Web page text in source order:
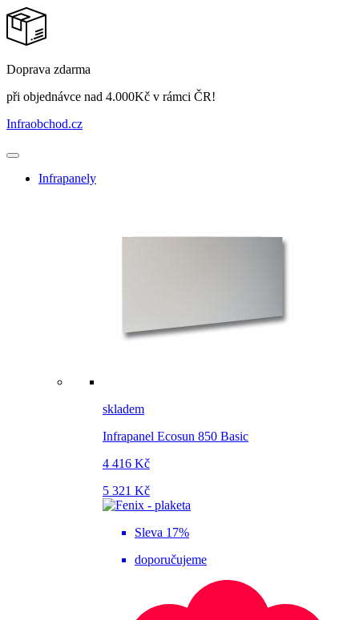
Doprava zdarma
při objednávce nad 4.000Kč v rámci ČR!
Infraobchod.cz
Infrapanely
skladem
Infrapanel Ecosun 850 Basic
4 416 Kč
5 321 Kč
Sleva 17%
doporučujeme